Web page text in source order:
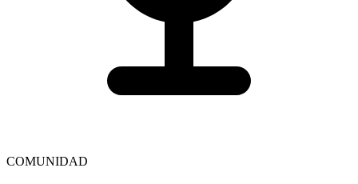
COMUNIDAD